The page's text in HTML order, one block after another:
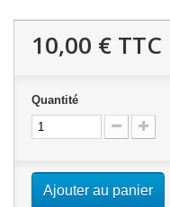
10,00 € TTC
Quantité
Ajouter au panier